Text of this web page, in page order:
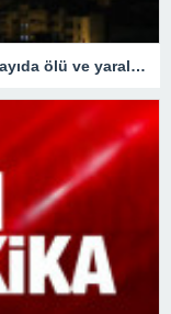
İsrail’den Gazze’ye hava saldırısı! Çok sayıda ölü ve yaralı var